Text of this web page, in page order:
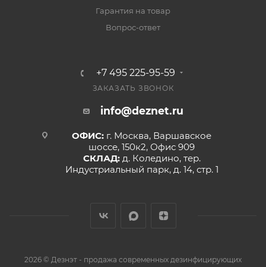
Гарантия на товар
Вопрос-ответ
+7 495 225-95-59
ЗАКАЗАТЬ ЗВОНОК
info@deznet.ru
ОФИС: г. Москва, Варшавское
шоссе, 150к2, Офис 909
СКЛАД: д. Коледино, тер.
Индустриальный парк, д. 14, стр. 1
2026 © Дезнэт - продажа современных дезинфицирующих